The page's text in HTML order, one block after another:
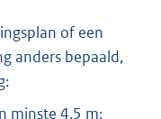
of een
anders bepaald,
minste 4,5 m;